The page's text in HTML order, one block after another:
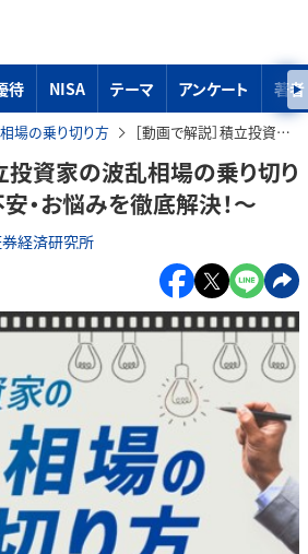
待 NISA テーマ アンケート 著者
場の乗り切り方 ［動画で解説］積立投資家の波乱相場の乗り切り方～みなさまの不安・お悩みを徹底解決！～
投資家の波乱相場の乗り切り
・お悩みを徹底解決！～
経済研究所